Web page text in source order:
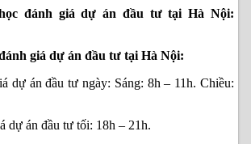
đánh giá dự án đầu tư tại Hà Nội:
giá dự án đầu tư tại Hà Nội:
dự án đầu tư ngày: Sáng: 8h – 11h. Chiều:
dự án đầu tư tối: 18h – 21h.